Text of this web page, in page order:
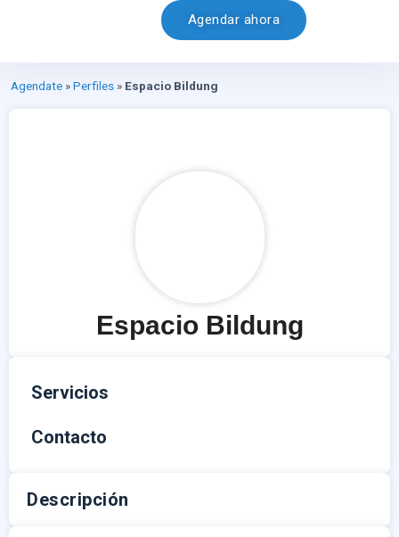
Agendar ahora
Agendate »Perfiles » Espacio Bildung
Espacio Bildung
Servicios
Contacto
Descripción